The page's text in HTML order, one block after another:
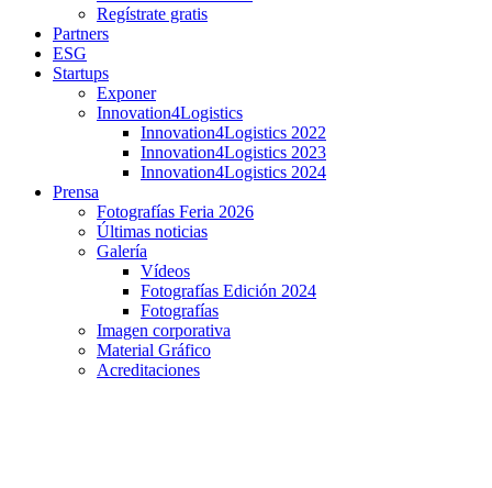
Regístrate gratis
Partners
ESG
Startups
Exponer
Innovation4Logistics
Innovation4Logistics 2022
Innovation4Logistics 2023
Innovation4Logistics 2024
Prensa
Fotografías Feria 2026
Últimas noticias
Galería
Vídeos
Fotografías Edición 2024
Fotografías
Imagen corporativa
Material Gráfico
Acreditaciones